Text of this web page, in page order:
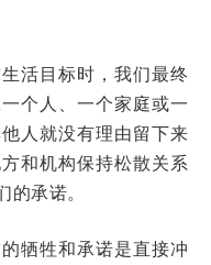
活目标时，我们最终
个人、一个家庭或一
人就没有理由留下来
和机构保持松散关系
承诺。
牺牲和承诺是直接冲